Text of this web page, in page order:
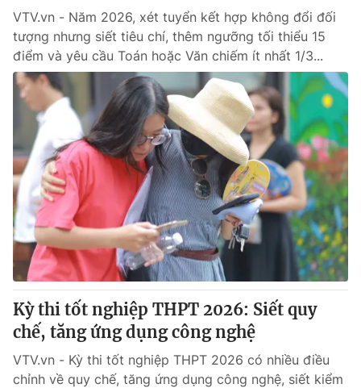
Liên hệ tòa soạn English
THỜI BÁO VTV
Theo dõi báo trên
Cơ quan chủ quản:
Đài Truyền hình Việt Nam
Cơ quan báo chí:Thời báo VTV
Giấy phép hoạt động báo in và báo điện tử số 483/GP-BTTTT
cấp ngày 29/12/2023
Tổng Biên tập:Vũ Thanh Thủy
Phó Tổng Biên tập:Nguyễn Thị Mỹ Hạnh, Phạm Quốc Thắng,
Nguyễn Trọng Ninh
Tổng đài VTV:
024.38 355 931 - 024.38 355 932
Ðiện thoại Thời báo VTV:024.66 897 897
VTV.vn - Năm 2026, xét tuyển kết hợp không đổi đối
tượng nhưng siết tiêu chí, thêm ngưỡng tối thiểu 15
điểm và yêu cầu Toán hoặc Văn chiếm ít nhất 1/3...
Kỳ thi tốt nghiệp THPT 2026: Siết quy
chế, tăng ứng dụng công nghệ
VTV.vn - Kỳ thi tốt nghiệp THPT 2026 có nhiều điều
chỉnh về quy chế, tăng ứng dụng công nghệ, siết kiểm